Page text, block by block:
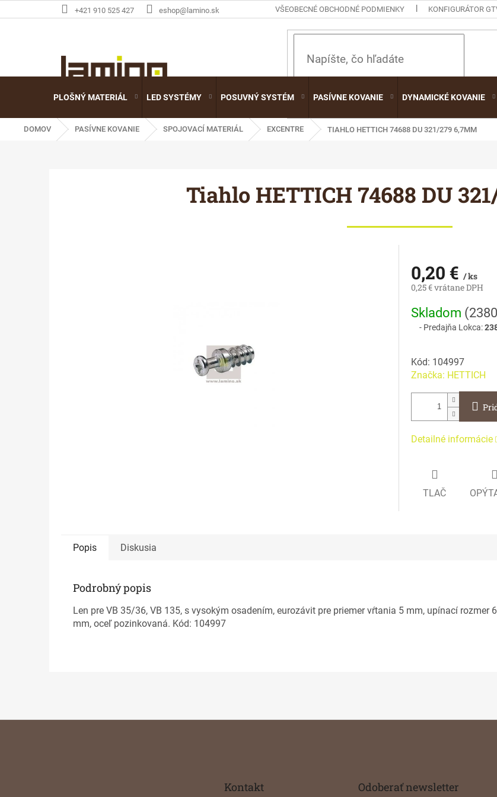
na
+421 910 525 427 eshop@lamino.sk VŠEOBECNÉ OBCHODNÉ PODMIENKY KONFIGURÁTOR
HĽADAŤ
PLOŠNÝ MATERIÁL LED SYSTÉMY POSUVNÝ SYSTÉM PASÍVNE KOVANIE DYNAMICKÉ KOVANIE
DOMOV PASÍVNE KOVANIE SPOJOVACÍ MATERIÁL EXCENTRE TIAHLO HETTICH 74688 DU 321/279 6,7MM
Tiahlo HETTICH 74688 DU
0,20 € / ks
0,25 € vrátane DPH
Jednotková
cena:
Skladom (
Predajňa Lokca:
Kód: 104997
Značka: HETTICH
Detailné informácie
TLAČ
Popis Diskusia
Podrobný popis
Len pre VB 35/36, VB 135, s vysokým osadením, eurozávit pre priemer vŕtania 5 mm, upínací rozmer
mm, oceľ pozinkovaná. Kód: 104997
Kontakt Odoberať newsletter